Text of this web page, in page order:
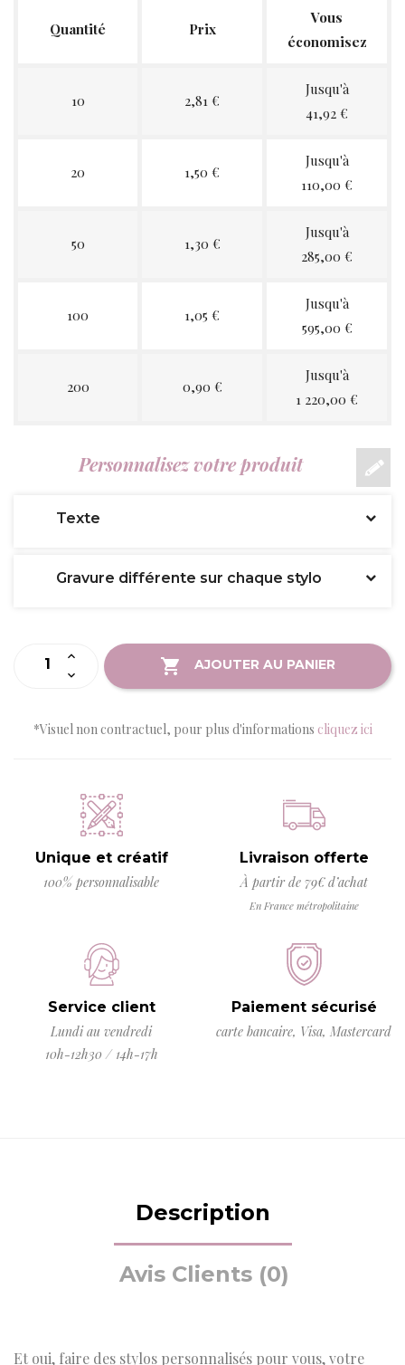
Quantité Prix
Vous
économisez
10 2,81 €
Jusqu'à
41,92 €
20 1,50 €
Jusqu'à
110,00 €
50 1,30 €
Jusqu'à
285,00 €
100 1,05 €
Jusqu'à
595,00 €
200 0,90 €
Jusqu'à
1 220,00 €
Personnalisez votre produit
Texte
Gravure différente sur chaque stylo
AJOUTER AU PANIER
*Visuel non contractuel, pour plus d'informations cliquez ici
Unique et créatif
100% personnalisable
Livraison offerte
À partir de 79€ d’achat
En France métropolitaine
Service client
Lundi au vendredi
10h-12h30 / 14h-17h
Paiement sécurisé
carte bancaire, Visa, Mastercard
Description
Avis Clients (0)
Et oui, faire des stylos personnalisés pour vous, votre